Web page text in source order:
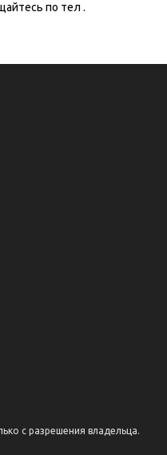
по тел .
с разрешения владельца.